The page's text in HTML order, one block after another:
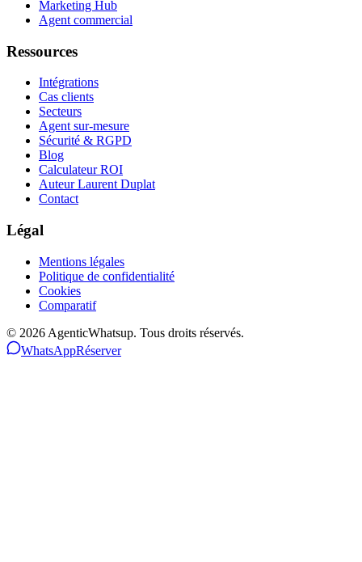
Marketing Hub
Agent commercial
Ressources
Intégrations
Cas clients
Secteurs
Agent sur-mesure
Sécurité & RGPD
Blog
Calculateur ROI
Auteur Laurent Duplat
Contact
Légal
Mentions légales
Politique de confidentialité
Cookies
Comparatif
© 2026 AgenticWhatsup. Tous droits réservés.
WhatsAppRéserver